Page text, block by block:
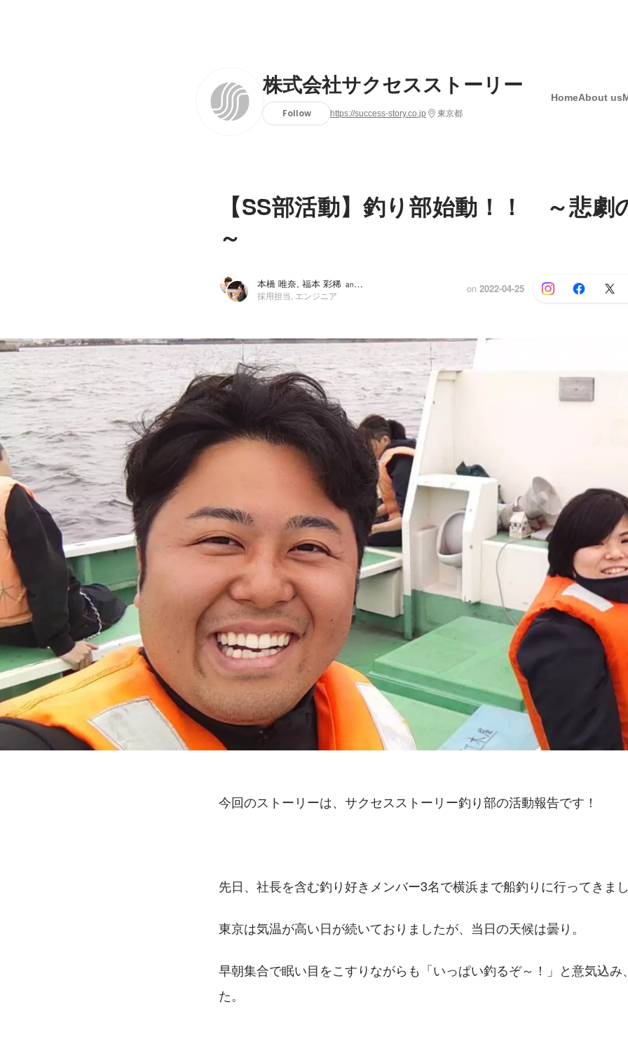
株式会社サクセスストーリー
Follow https://success-story.co.jp 東京都
HomeAbout us
【SS部活動】釣り部始動！！ ～悲劇
～
本橋 唯奈, 福本 彩稀 and 2 others
採用担当, エンジニア
on 2022-04-25
今回のストーリーは、サクセスストーリー釣り部の活動報告です！
先日、社長を含む釣り好きメンバー3名で横浜まで船釣りに行ってきま
東京は気温が高い日が続いておりましたが、当日の天候は曇り。
早朝集合で眠い目をこすりながらも「いっぱい釣るぞ～！」と意気込み
た。
本橋 唯奈
株式会社サクセスストーリー / 採用担当